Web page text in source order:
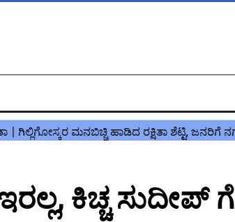
ಕಿಚ್ಚ ಸುದೀಪ್ ಗೆ